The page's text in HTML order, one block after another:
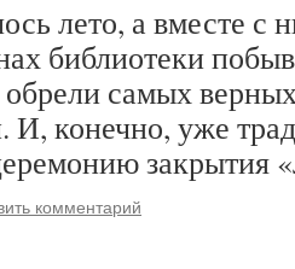
лето, а вместе с
библиотеки
обрели самых
И, конечно, уже
закрытия
комментарий